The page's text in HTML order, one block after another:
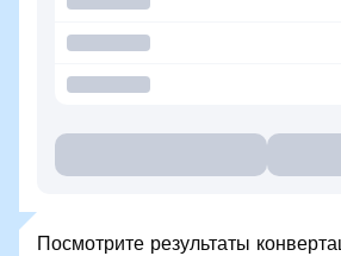
Посмотрите результаты